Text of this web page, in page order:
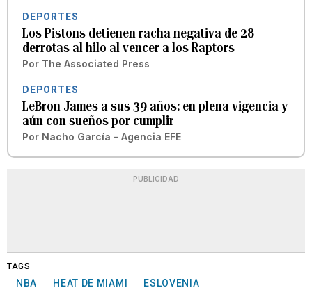
DEPORTES
Los Pistons detienen racha negativa de 28
derrotas al hilo al vencer a los Raptors
Por The Associated Press
DEPORTES
LeBron James a sus 39 años: en plena vigencia y
aún con sueños por cumplir
Por Nacho García - Agencia EFE
PUBLICIDAD
TAGS
NBA HEAT DE MIAMI ESLOVENIA